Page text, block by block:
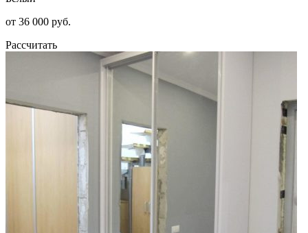
от 36 000 руб.
Рассчитать